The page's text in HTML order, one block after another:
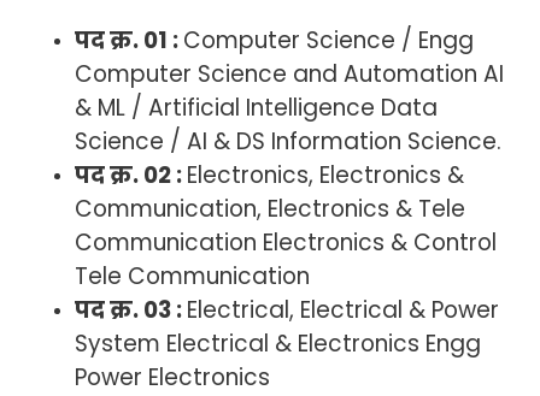
पद क्र. 01 :Computer Science / Engg
Computer Science and Automation AI
& ML / Artificial Intelligence Data
Science / AI & DS Information Science.
पद क्र. 02 :Electronics, Electronics &
Communication, Electronics & Tele
Communication Electronics & Control
Tele Communication
पद क्र. 03 :Electrical, Electrical & Power
System Electrical & Electronics Engg
Power Electronics